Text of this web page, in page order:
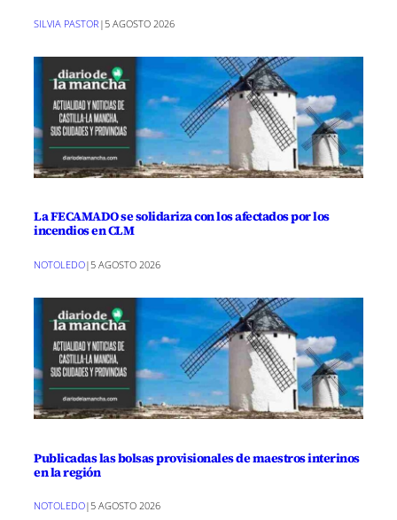
SILVIA PASTOR |5 AGOSTO 2026
La FECAMADO se solidariza con los afectados por los
incendios en CLM
NOTOLEDO|5 AGOSTO 2026
Publicadas las bolsas provisionales de maestros interinos
en la región
NOTOLEDO|5 AGOSTO 2026